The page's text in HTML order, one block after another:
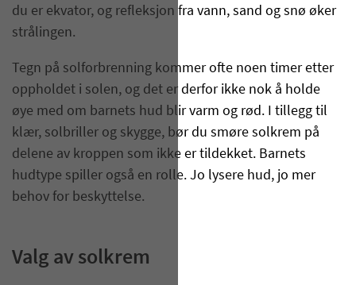
du er ekvator, og refleksjon fra vann, sand og snø øker
strålingen.
Tegn på solforbrenning kommer ofte noen timer etter
oppholdet i solen, og det er derfor ikke nok å holde
øye med om barnets hud blir varm og rød. I tillegg til
klær, solbriller og skygge, bør du smøre solkrem på
delene av kroppen som ikke er tildekket. Barnets
hudtype spiller også en rolle. Jo lysere hud, jo mer
behov for beskyttelse.
Valg av solkrem